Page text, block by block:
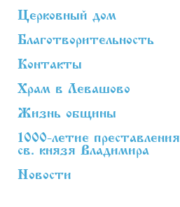
Церковный дом
Благотворительность
Контакты
Храм в Левашово
Жизнь общины
1000-летие преставления
св. князя Владимира
Новости